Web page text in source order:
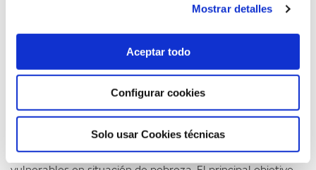
Mostrar detalles
Aceptar todo
Configurar cookies
Solo usar Cookies técnicas
instituciones públicas, privadas y del tercer sector en
España, Latinoamérica y África, principalmente.
Fundación Roure, ayuda integral a la vulnerabilidad
su iniciativa “Ayuda integral a la vulnerabilidad energética”,
consistente en dar apoyo y acompañamiento a personas